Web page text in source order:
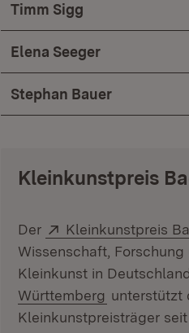
Timm Sigg
Elena Seeger
Stephan Bauer
Kleinkunstpreis
Der Extern:
Kleinkunstpreis
Wissenschaft,
Kleinkunst in
Württemberg (Öffnet in
unterstützt
Kleinkunstpreisträger